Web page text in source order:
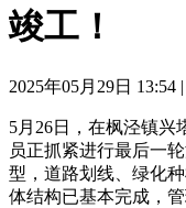
竣工！
2025年05月29日 13:54 |
5月26日，在枫泾镇兴
员正抓紧进行最后一
型，道路划线、绿化
体结构已基本完成，